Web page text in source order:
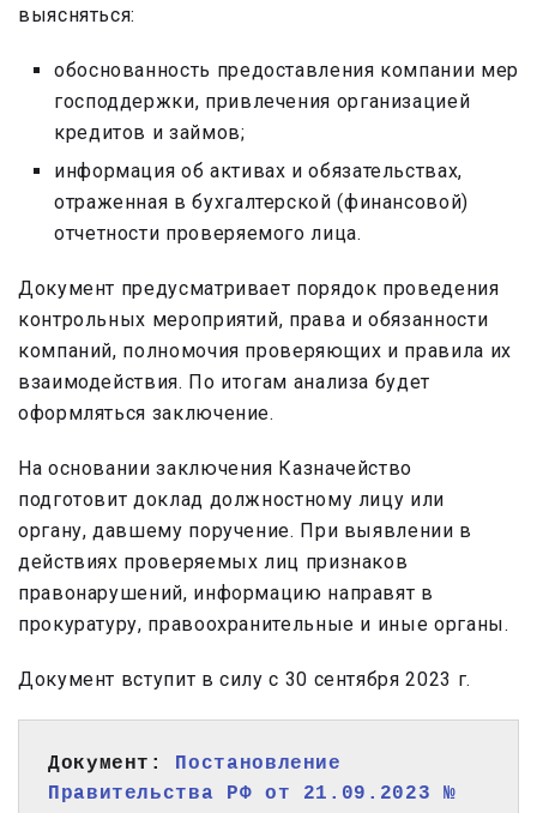
выясняться:
обоснованность предоставления компании мер
господдержки, привлечения организацией
кредитов и займов;
информация об активах и обязательствах,
отраженная в бухгалтерской (финансовой)
отчетности проверяемого лица.
Документ предусматривает порядок проведения
контрольных мероприятий, права и обязанности
компаний, полномочия проверяющих и правила их
взаимодействия. По итогам анализа будет
оформляться заключение.
На основании заключения Казначейство
подготовит доклад должностному лицу или
органу, давшему поручение. При выявлении в
действиях проверяемых лиц признаков
правонарушений, информацию направят в
прокуратуру, правоохранительные и иные органы.
Документ вступит в силу с 30 сентября 2023 г.
Документ: Постановление
Правительства РФ от 21.09.2023 №